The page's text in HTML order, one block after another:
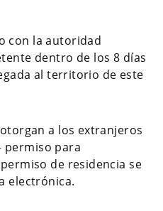
con la autoridad
dentro de los 8 días
al territorio de este
a los extranjeros
permiso para
de residencia se
electrónica.